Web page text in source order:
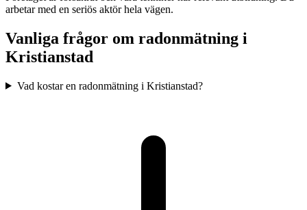
arbetar med en seriös aktör hela vägen.
Vanliga frågor om radonmätning i
Kristianstad
Vad kostar en radonmätning i Kristianstad?